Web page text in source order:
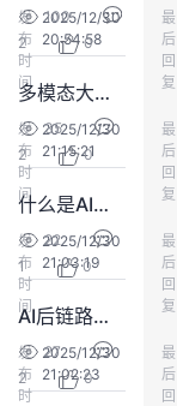
发
布
时
间
2025/12/30
20:54:58
最
后
回
复
100
2
0
多模态大模型如何提升小目标检测精度？
发
布
时
间
2025/12/30
21:15:21
最
后
回
复
35
2
0
什么是AI图编排？
发
布
时
间
2025/12/30
21:03:19
最
后
回
复
22
1
0
AI后链路编排与传统编排方式有何区别？
发
布
时
2025/12/30
21:02:23
最
后
回
27
2
0